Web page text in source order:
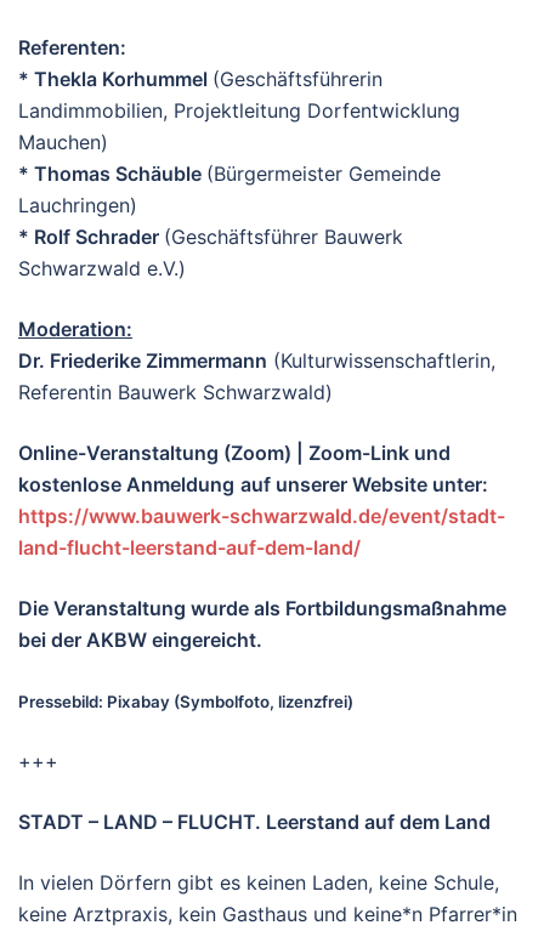
Referenten:
* Thekla Korhummel (Geschäftsführerin
Landimmobilien, Projektleitung Dorfentwicklung
Mauchen)
* Thomas Schäuble (Bürgermeister Gemeinde
Lauchringen)
* Rolf Schrader (Geschäftsführer Bauwerk
Schwarzwald e.V.)
Moderation:
Dr. Friederike Zimmermann (Kulturwissenschaftlerin,
Referentin Bauwerk Schwarzwald)
Online-Veranstaltung (Zoom) | Zoom-Link und
kostenlose Anmeldung auf unserer Website unter:
https://www.bauwerk-schwarzwald.de/event/stadt-
land-flucht-leerstand-auf-dem-land/
Die Veranstaltung wurde als Fortbildungsmaßnahme
bei der AKBW eingereicht.
Pressebild: Pixabay (Symbolfoto, lizenzfrei)
+++
STADT – LAND – FLUCHT. Leerstand auf dem Land
In vielen Dörfern gibt es keinen Laden, keine Schule,
keine Arztpraxis, kein Gasthaus und keine*n Pfarrer*in